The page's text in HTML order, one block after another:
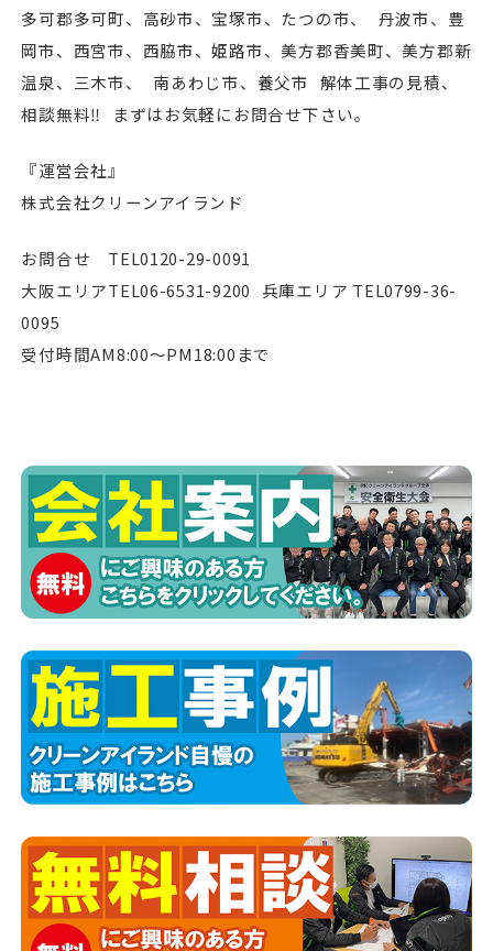
多可郡多可町、高砂市、宝塚市、たつの市、 丹波市、豊
岡市、⻄宮市、⻄脇市、姫路市、美方郡香美町、美方郡新
温泉、三木市、 南あわじ市、養父市 解体工事の見積、
相談無料‼︎ まずはお気軽にお問合せ下さい。
『運営会社』
株式会社クリーンアイランド
お問合せ TEL0120-29-0091
大阪エリアTEL06-6531-9200 兵庫エリア TEL0799-36-
0095
受付時間AM8:00〜PM18:00まで